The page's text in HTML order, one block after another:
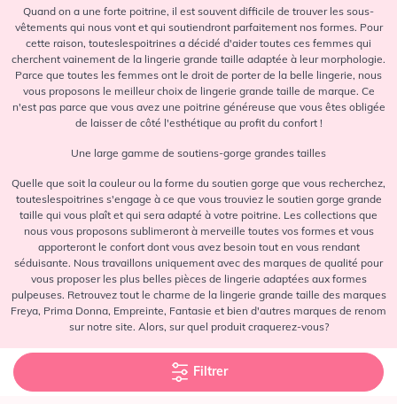
Filtrer
Quand on a une forte poitrine, il est souvent difficile de trouver les sous-
vêtements qui nous vont et qui soutiendront parfaitement nos formes. Pour
cette raison, touteslespoitrines a décidé d'aider toutes ces femmes qui
cherchent vainement de la lingerie grande taille adaptée à leur morphologie.
Parce que toutes les femmes ont le droit de porter de la belle lingerie, nous
vous proposons le meilleur choix de lingerie grande taille de marque. Ce
n'est pas parce que vous avez une poitrine généreuse que vous êtes obligée
de laisser de côté l'esthétique au profit du confort !
Une large gamme de soutiens-gorge grandes tailles
Quelle que soit la couleur ou la forme du soutien gorge que vous recherchez,
touteslespoitrines s'engage à ce que vous trouviez le soutien gorge grande
taille qui vous plaît et qui sera adapté à votre poitrine. Les collections que
nous vous proposons sublimeront à merveille toutes vos formes et vous
apporteront le confort dont vous avez besoin tout en vous rendant
séduisante. Nous travaillons uniquement avec des marques de qualité pour
vous proposer les plus belles pièces de lingerie adaptées aux formes
pulpeuses. Retrouvez tout le charme de la lingerie grande taille des marques
Freya, Prima Donna, Empreinte, Fantasie et bien d'autres marques de renom
sur notre site. Alors, sur quel produit craquerez-vous?
Conditions générales de vente-Charte cookies
Mentions légales